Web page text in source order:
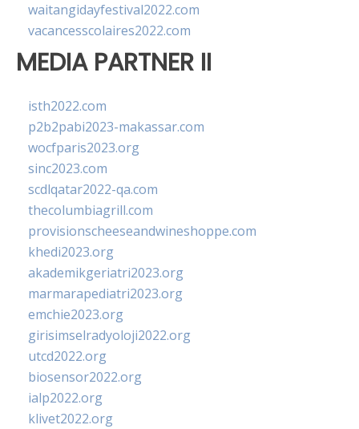
waitangidayfestival2022.com
vacancesscolaires2022.com
MEDIA PARTNER II
isth2022.com
p2b2pabi2023-makassar.com
wocfparis2023.org
sinc2023.com
scdlqatar2022-qa.com
thecolumbiagrill.com
provisionscheeseandwineshoppe.com
khedi2023.org
akademikgeriatri2023.org
marmarapediatri2023.org
emchie2023.org
girisimselradyoloji2022.org
utcd2022.org
biosensor2022.org
ialp2022.org
klivet2022.org